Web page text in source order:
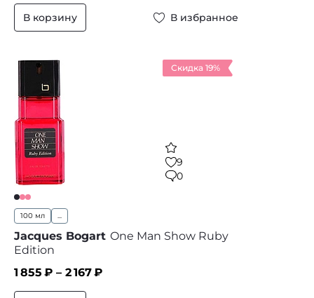
В корзину В избранное
Скидка 19%
9
0
100 мл ...
Jacques Bogart One Man Show Ruby
Edition
1 855 ₽ – 2 167₽